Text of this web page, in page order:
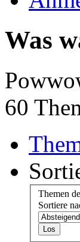
Was
60
Themen
Sortiere